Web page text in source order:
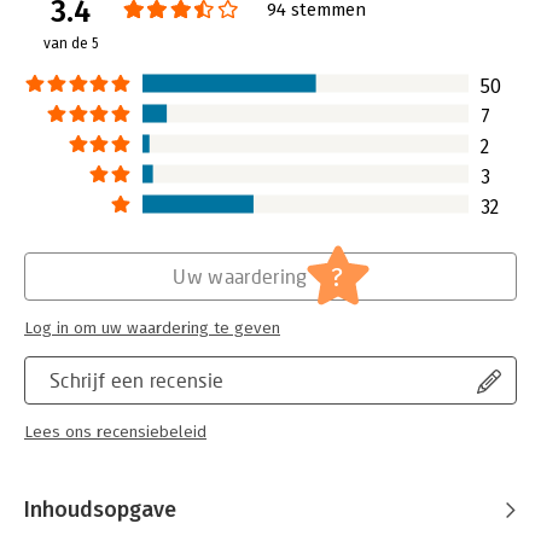
Verschijningsdatum:
8-5-2023
Hoofdrubriek:
Serie:
Marketingfacts Jaarboek
3.4
van de 5
94 stemmen
50
7
2
3
32
Schrijf een recensie
Lees ons recensiebeleid
Uw waardering ?
Log in om uw waardering te geven
Inhoudsopgave